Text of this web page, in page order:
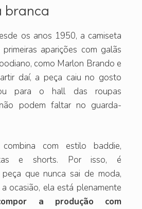
branca
os anos 1950, a camiseta
aparições com galãs
como Marlon Brando e
daí, a peça caiu no gosto
para o hall das roupas
podem faltar no guarda-
com estilo baddie,
e shorts. Por isso, é
peça que nunca sai de moda,
ocasião, ela está plenamente
a produção com